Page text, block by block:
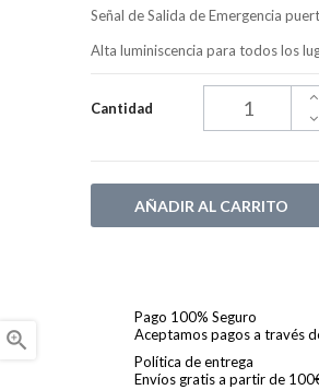

Señal de Salida de Emergencia
Alta luminiscencia para todos los
Cantidad
AÑADIR AL CARRITO
Pago 100% Seguro
Aceptamos pagos a través
Política de entrega
Envíos gratis a partir de